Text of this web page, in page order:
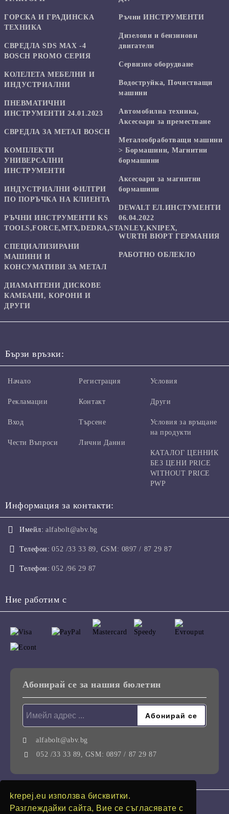
krepej.eu използва бисквитки.
Разглеждайки сайта, Вие се съгласявате с
ГОРСКА И ГРАДИНСКА
ТЕХНИКА
СВРЕДЛА SDS MAX -4
BOSCH PROMO СЕРИЯ
КОЛЕЛЕТА МЕБЕЛНИ И
ИНДУСТРИАЛНИ
ПНЕВМАТИЧНИ
ИНСТРУМЕНТИ 24.01.2023
СВРЕДЛА ЗА МЕТАЛ BOSCH
КОМПЛЕКТИ
УНИВЕРСАЛНИ
ИНСТРУМЕНТИ
ИНДУСТРИАЛНИ ФИЛТРИ
ПО ПОРЪЧКА НА КЛИЕНТА
РЪЧНИ ИНСТРУМЕНТИ KS
TOOLS,FORCE,MTX,DEDRA,STANLEY,KNIPEX,
СПЕЦИАЛИЗИРАНИ
МАШИНИ И
КОНСУМАТИВИ ЗА МЕТАЛ
ДИАМАНТЕНИ ДИСКОВЕ
КАМБАНИ, КОРОНИ И
ДРУГИ
Ръчни ИНСТРУМЕНТИ
Дизелови и бензинови
двигатели
Сервизно оборудване
Водоструйка, Почистващи
машини
Автомобилна техника,
Аксесоари за преместване
Mеталообработващи машини
> Бормашини, Магнитни
бормашини
Аксесоари за магнитни
бормашини
DEWALT ЕЛ.ИНСТУМЕНТИ
06.04.2022
WURTH ВЮРТ ГЕРМАНИЯ
РАБОТНО ОБЛЕКЛО
Бързи връзки:
Начало
Рекламации
Вход
Чести Въпроси
Регистрация
Контакт
Търсене
Лични Данни
Условия
Други
Условия за връщане
на продукти
КАТАЛОГ ЦЕННИК
БЕЗ ЦЕНИ PRICE
WITHOUT PRICE
PWP
Информация за контакти:
Имейл: alfabolt@abv.bg
Телефон: 052 /33 33 89, GSM: 0897 / 87 29 87
Телефон: 052 /96 29 87
Ние работим с
Абонирай се за нашия бюлетин
alfabolt@abv.bg
052 /33 33 89, GSM: 0897 / 87 29 87